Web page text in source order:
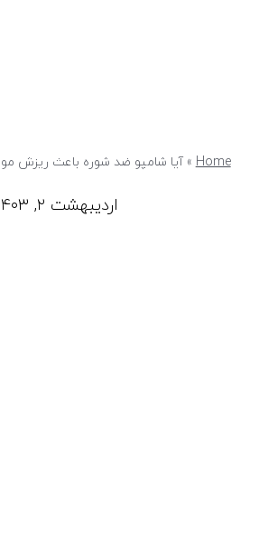
Home
»آیا شامپو ضد شوره باعث ریزش
اردیبهشت ۲, ۱۴۰۳